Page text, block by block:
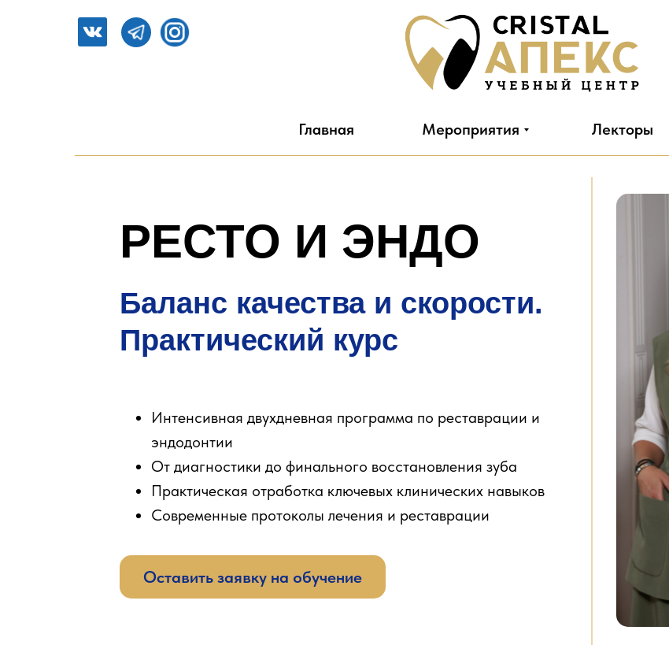
Главная Мероприятия Лекторы
Интенсивная двухдневная программа по реставрации и
эндодонтии
От диагностики до финального восстановления зуба
Практическая отработка ключевых клинических навыков
Современные протоколы лечения и реставрации
РЕСТО И ЭНДО
Баланс качества и скорости.
Практический курс
Оставить заявку на обучение